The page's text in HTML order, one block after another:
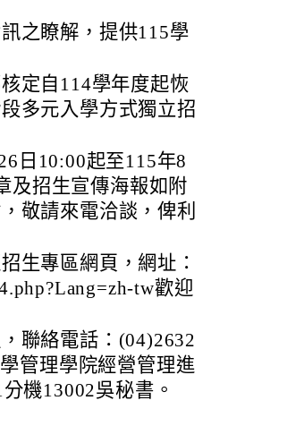
之瞭解，提供115學
定自114學年度起恢
多元入學方式獨立招
日10:00起至115年8
及招生宣傳海報如附
敬請來電洽談，俾利
生專區網頁，網址：
tw歡迎
聯絡電話：(04)2632
管理學院經營管理進
機13002吳秘書。